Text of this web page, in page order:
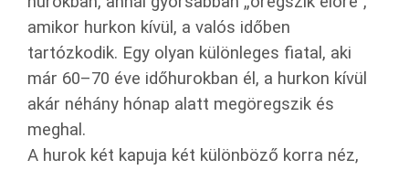
amikor hurkon kívül, a valós időben
tartózkodik. Egy olyan különleges fiatal, aki
már 60–70 éve időhurokban él, a hurkon kívül
akár néhány hónap alatt megöregszik és
meghal.
A hurok két kapuja két különböző korra néz,